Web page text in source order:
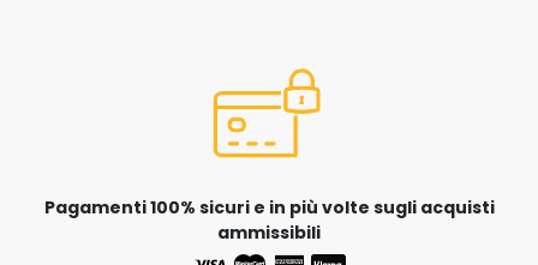
Pagamenti 100% sicuri e in più volte sugli acquisti
ammissibili